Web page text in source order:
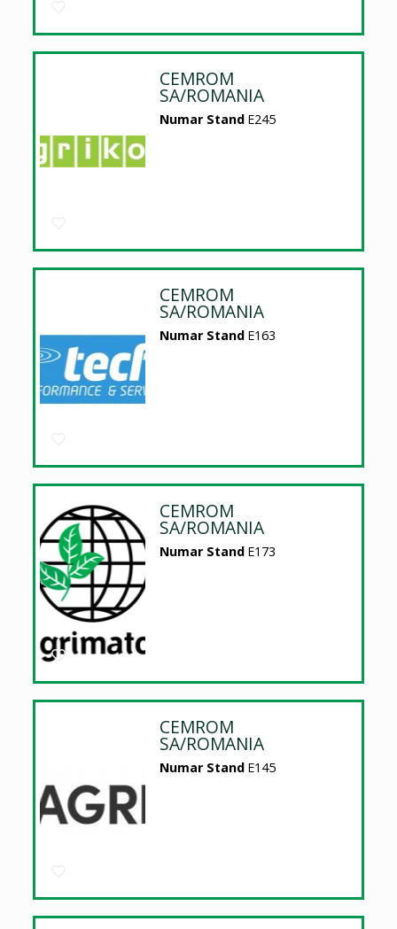
CEMROM
SA/ROMANIA
Numar Stand E245
CEMROM
SA/ROMANIA
Numar Stand E163
CEMROM
SA/ROMANIA
Numar Stand E173
CEMROM
SA/ROMANIA
Numar Stand E145